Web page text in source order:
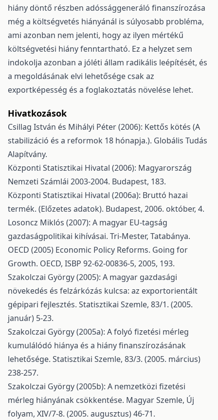
hiány döntő részben adóssággeneráló finanszírozása
még a költségvetés hiányánál is súlyosabb probléma,
ami azonban nem jelenti, hogy az ilyen mértékű
költségvetési hiány fenntartható. Ez a helyzet sem
indokolja azonban a jóléti állam radikális leépítését, és
a megoldásának elvi lehetősége csak az
exportképesség és a foglakoztatás növelése lehet.
Hivatkozások
Csillag István és Mihályi Péter (2006): Kettős kötés (A
stabilizáció és a reformok 18 hónapja.). Globális Tudás
Alapítvány.
Központi Statisztikai Hivatal (2006): Magyarország
Nemzeti Számlái 2003-2004. Budapest, 183.
Központi Statisztikai Hivatal (2006a): Bruttó hazai
termék. (Előzetes adatok). Budapest, 2006. október, 4.
Losoncz Miklós (2007): A magyar EU-tagság
gazdaságpolitikai kihívásai. Tri-Mester, Tatabánya.
OECD (2005) Economic Policy Reforms. Going for
Growth. OECD, ISBP 92-62-00836-5, 2005, 193.
Szakolczai György (2005): A magyar gazdasági
növekedés és felzárkózás kulcsa: az exportorientált
gépipari fejlesztés. Statisztikai Szemle, 83/1. (2005.
január) 5-23.
Szakolczai György (2005a): A folyó fizetési mérleg
kumulálódó hiánya és a hiány finanszírozásának
lehetősége. Statisztikai Szemle, 83/3. (2005. március)
238-257.
Szakolczai György (2005b): A nemzetközi fizetési
mérleg hiányának csökkentése. Magyar Szemle, Új
folyam, XIV/7-8. (2005. augusztus) 46-71.